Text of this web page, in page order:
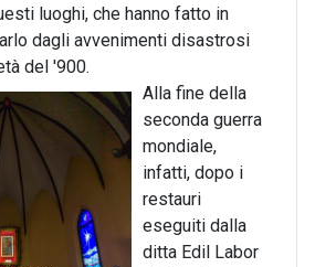
luoghi, che hanno fatto in
dagli avvenimenti disastrosi
del '900.
Alla fine della
seconda guerra
mondiale,
infatti, dopo i
restauri
eseguiti dalla
ditta Edil Labor